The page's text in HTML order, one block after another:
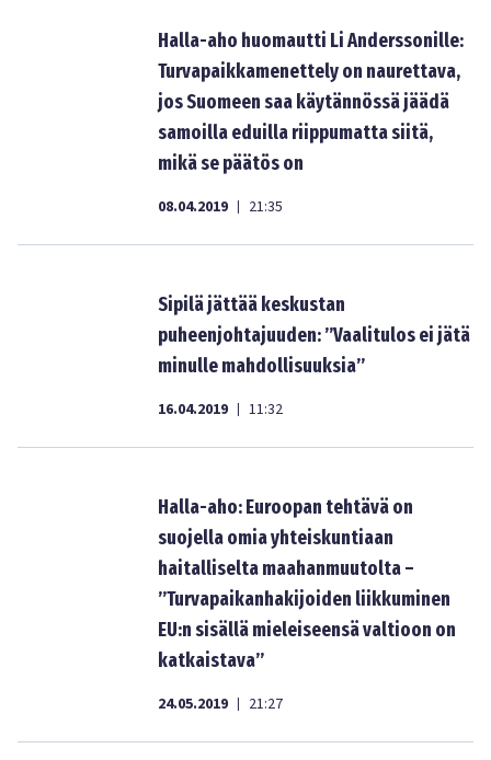
Halla-aho huomautti Li Anderssonille:
Turvapaikkamenettely on naurettava,
jos Suomeen saa käytännössä jäädä
samoilla eduilla riippumatta siitä,
mikä se päätös on
08.04.2019 | 21:35
Sipilä jättää keskustan
puheenjohtajuuden: ”Vaalitulos ei jätä
minulle mahdollisuuksia”
16.04.2019 | 11:32
Halla-aho: Euroopan tehtävä on
suojella omia yhteiskuntiaan
haitalliselta maahanmuutolta –
”Turvapaikanhakijoiden liikkuminen
EU:n sisällä mieleiseensä valtioon on
katkaistava”
24.05.2019 | 21:27